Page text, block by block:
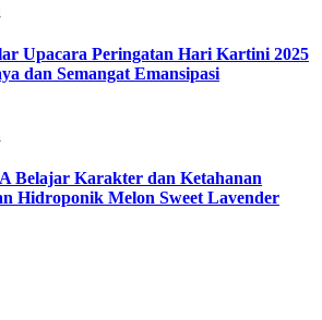
Upacara Peringatan Hari Kartini 2025
dan Semangat Emansipasi
Belajar Karakter dan Ketahanan
Hidroponik Melon Sweet Lavender